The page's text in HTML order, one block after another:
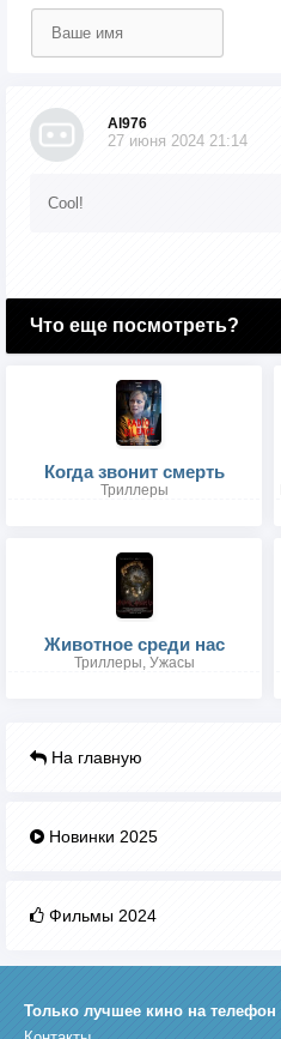
Al976
27 июня 2024 21:14
Cool!
Что еще посмотреть?
Когда звонит смерть
Триллеры
Животное среди нас
Триллеры, Ужасы
На главную
Новинки 2025
Фильмы 2024
Только лучшее кино на телефон